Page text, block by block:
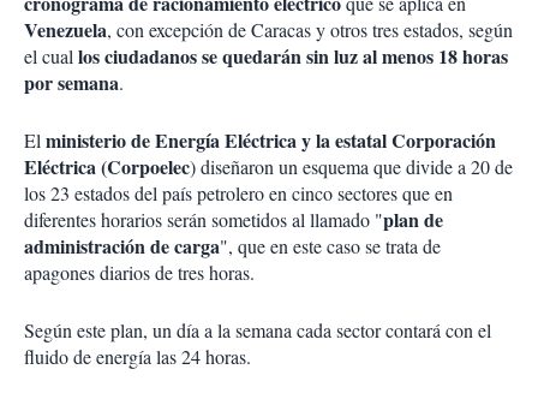
Venezuela, con excepción de Caracas y otros tres estados, según
el cuallos ciudadanos se quedarán sin luz al menos 18 horas
por semana.
Elministerio de Energía Eléctrica y la estatal Corporación
Eléctrica (Corpoelec) diseñaron un esquema que divide a 20 de
los 23 estados del país petrolero en cinco sectores que en
diferentes horarios serán sometidos al llamado "plan de
administración de carga", que en este caso se trata de
apagones diarios de tres horas.
Según este plan, un día a la semana cada sector contará con el
fluido de energía las 24 horas.